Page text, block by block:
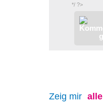
*/ ?>
Zeig mir alle